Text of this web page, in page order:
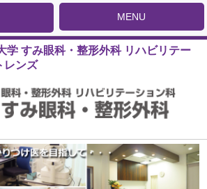
MENU
学 すみ眼科・整形外科 リハビリテー
レンズ